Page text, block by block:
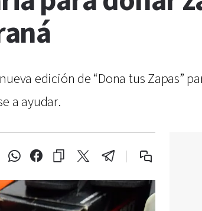
edición de “Dona tus Zapas”
a ayudar.